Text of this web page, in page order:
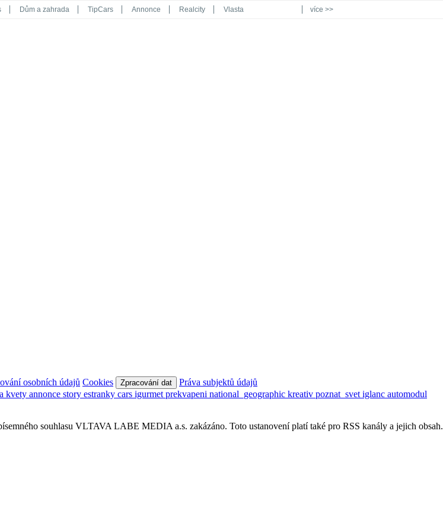
Dům a zahrada TipCars Annonce Realcity Vlasta více >>
osobních údajů Cookies Zpracování dat
Práva subjektů údajů
kvety annonce story estranky cars igurmet prekvapeni national_geographic kreativ poznat_svet iglanc automodul
souhlasu VLTAVA LABE MEDIA a.s. zakázáno. Toto ustanovení platí také pro RSS kanály a jejich obsah.